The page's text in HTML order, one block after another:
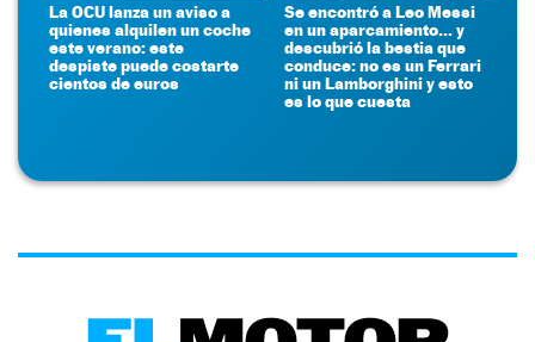
La OCU lanza un aviso a
quienes alquilen un coche
este verano: este
despiste puede costarte
cientos de euros
Se encontró a Leo Messi
en un aparcamiento... y
descubrió la bestia que
conduce: no es un Ferrari
ni un Lamborghini y esto
es lo que cuesta